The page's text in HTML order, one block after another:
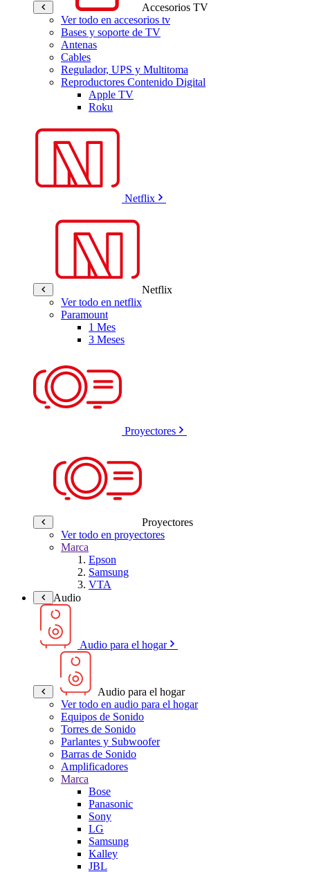
Accesorios TV
Ver todo en accesorios tv
Bases y soporte de TV
Antenas
Cables
Regulador, UPS y Multitoma
Reproductores Contenido Digital
Apple TV
Roku
Netflix
Netflix
Ver todo en netflix
Paramount
1 Mes
3 Meses
Proyectores
Proyectores
Ver todo en proyectores
Marca
Epson
Samsung
VTA
Audio
Audio para el hogar
Audio para el hogar
Ver todo en audio para el hogar
Equipos de Sonido
Torres de Sonido
Parlantes y Subwoofer
Barras de Sonido
Amplificadores
Marca
Bose
Panasonic
Sony
LG
Samsung
Kalley
JBL